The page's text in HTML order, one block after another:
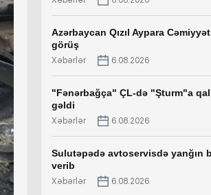
Azərbaycan Qızıl Aypara
görüş
Xəbərlər 6.08.2026
"Fənərbağça" ÇL-də "Şturm"a
gəldi
Xəbərlər 6.08.2026
Sulutəpədə avtoservisdə yanğın
verib
Xəbərlər 6.08.2026